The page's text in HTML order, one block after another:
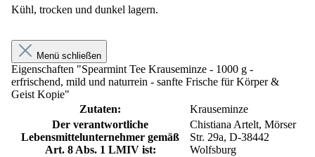
Kühl, trocken und dunkel lagern.
Menü schließen
Eigenschaften "Spearmint Tee Krauseminze - 1000 g -
erfrischend, mild und naturrein - sanfte Frische für Körper &
Geist Kopie"
Zutaten:
Krauseminze
Der verantwortliche
Lebensmittelunternehmer gemäß
Art. 8 Abs. 1 LMIV ist:
Chistiana Artelt, Mörser
Str. 29a, D-38442
Wolfsburg